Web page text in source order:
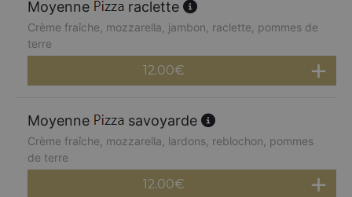
Moyenne raclette
Crème fraîche, mozzarella, jambon, raclette, pommes de
terre
12.00€
Moyenne savoyarde
Crème fraîche, mozzarella, lardons, reblochon, pommes
de terre
12.00€